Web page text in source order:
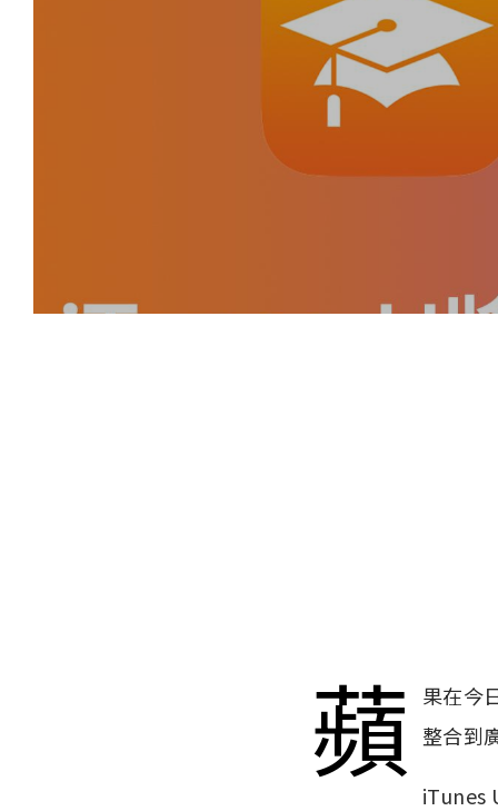
蘋
果在今
整合到
iTunes